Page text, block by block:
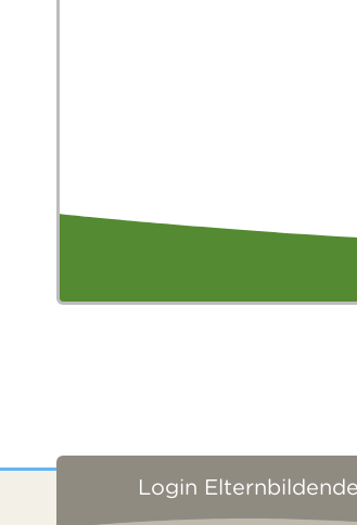
Login Elternbildende